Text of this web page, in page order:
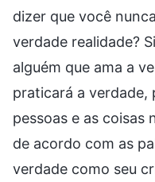
dizer que você
verdade realidade?
alguém que ama a
praticará a verdade,
pessoas e as coisas
de acordo com as
verdade como seu